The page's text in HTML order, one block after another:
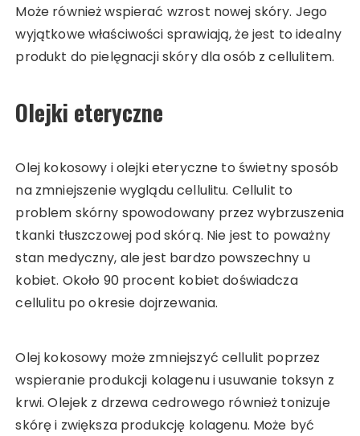
Może również wspierać wzrost nowej skóry. Jego
wyjątkowe właściwości sprawiają, że jest to idealny
produkt do pielęgnacji skóry dla osób z cellulitem.
Olejki eteryczne
Olej kokosowy i olejki eteryczne to świetny sposób
na zmniejszenie wyglądu cellulitu. Cellulit to
problem skórny spowodowany przez wybrzuszenia
tkanki tłuszczowej pod skórą. Nie jest to poważny
stan medyczny, ale jest bardzo powszechny u
kobiet. Około 90 procent kobiet doświadcza
cellulitu po okresie dojrzewania.
Olej kokosowy może zmniejszyć cellulit poprzez
wspieranie produkcji kolagenu i usuwanie toksyn z
krwi. Olejek z drzewa cedrowego również tonizuje
skórę i zwiększa produkcję kolagenu. Może być